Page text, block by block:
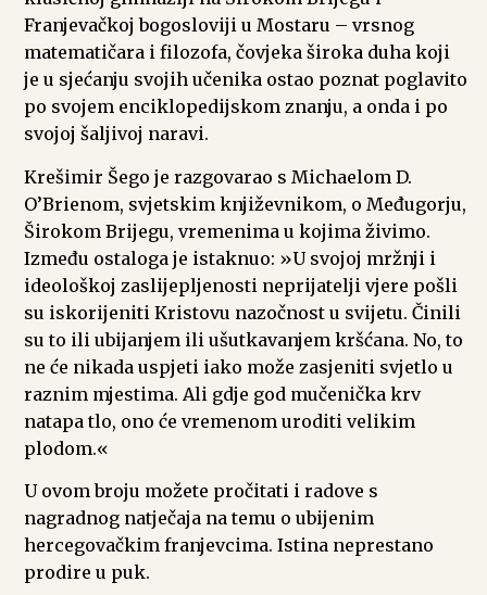
Franjevačkoj bogosloviji u Mostaru – vrsnog
matematičara i filozofa, čovjeka široka duha koji
je u sjećanju svojih učenika ostao poznat poglavito
po svojem enciklopedijskom znanju, a onda i po
svojoj šaljivoj naravi.
Krešimir Šego je razgovarao s Michaelom D.
O’Brienom, svjetskim književnikom, o Međugorju,
Širokom Brijegu, vremenima u kojima živimo.
Između ostaloga je istaknuo: »U svojoj mržnji i
ideološkoj zaslijepljenosti neprijatelji vjere pošli
su iskorijeniti Kristovu nazočnost u svijetu. Činili
su to ili ubijanjem ili ušutkavanjem kršćana. No, to
ne će nikada uspjeti iako može zasjeniti svjetlo u
raznim mjestima. Ali gdje god mučenička krv
natapa tlo, ono će vremenom uroditi velikim
plodom.«
U ovom broju možete pročitati i radove s
nagradnog natječaja na temu o ubijenim
hercegovačkim franjevcima. Istina neprestano
prodire u puk.